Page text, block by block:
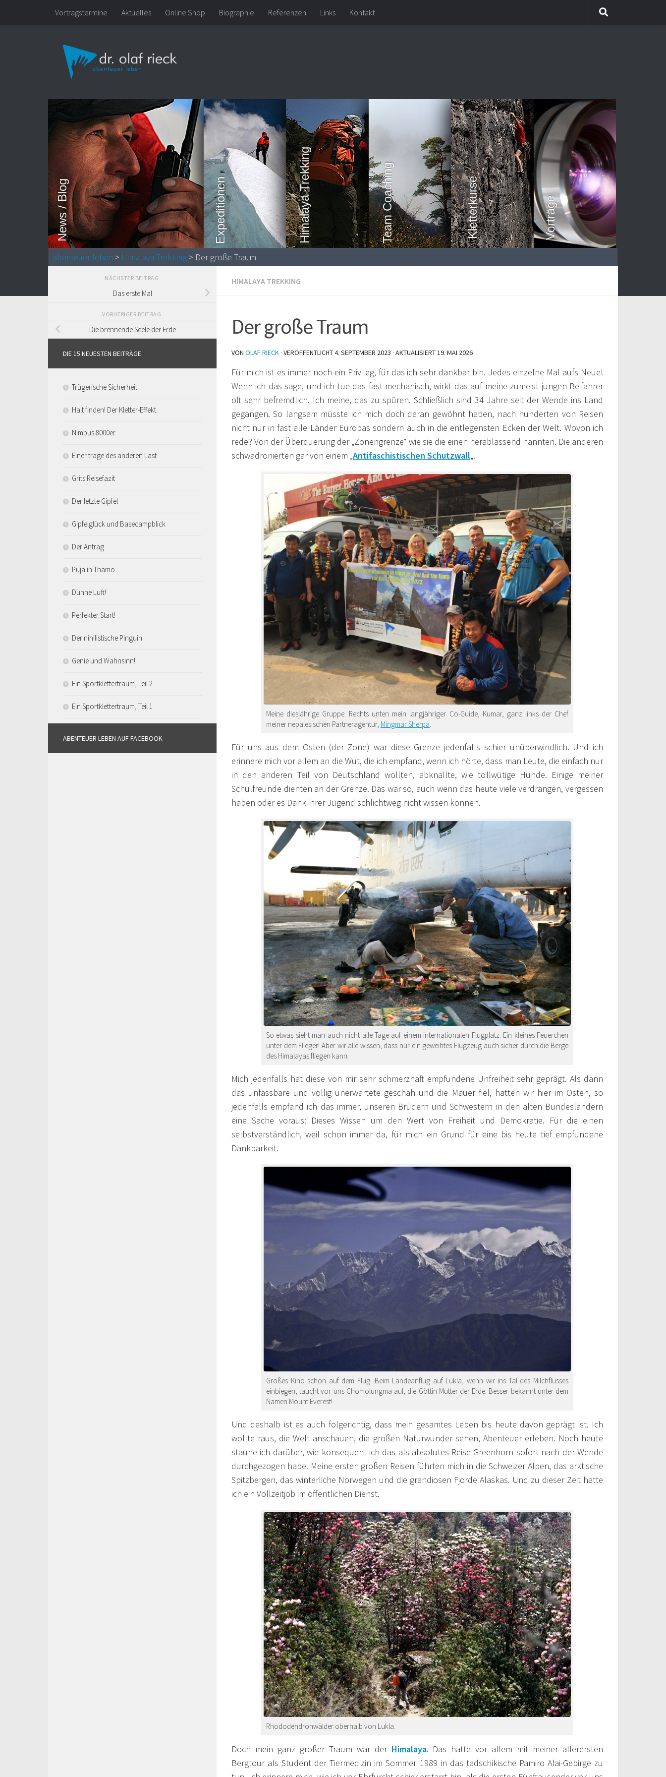
Zum Inhalt springen
Vortragstermine Aktuelles Online Shop Biographie Referenzen Links Kontakt
News / Blog Expeditionen Himalaya Trekking Team Coaching Kletterkurse Vorträge
abenteuer leben > Himalaya Trekking > Der große Traum
HIMALAYA TREKKING
Der große Traum
VON OLAF RIECK · VERÖFFENTLICHT4. SEPTEMBER 2023 · AKTUALISIERT19. MAI 2026
Für mich ist es immer noch ein Privileg, für das ich sehr dankbar bin. Jedes einzelne Mal aufs Neue!
Wenn ich das sage, und ich tue das fast mechanisch, wirkt das auf meine zumeist jungen Beifahrer
oft sehr befremdlich. Ich meine, das zu spüren. Schließlich sind 34 Jahre seit der Wende ins Land
gegangen. So langsam müsste ich mich doch daran gewöhnt haben, nach hunderten von Reisen
nicht nur in fast alle Länder Europas sondern auch in die entlegensten Ecken der Welt. Wovon ich
rede? Von der Überquerung der „Zonengrenze“ wie sie die einen herablassend nannten. Die anderen
schwadronierten gar von einem „Antifaschistischen Schutzwall„.
Meine diesjährige Gruppe. Rechts unten mein langjähriger Co-Guide, Kumar, ganz links der Chef
meiner nepalesischen Partneragentur, Mingmar Sherpa.
Für uns aus dem Osten (der Zone) war diese Grenze jedenfalls schier unüberwindlich. Und ich
erinnere mich vor allem an die Wut, die ich empfand, wenn ich hörte, dass man Leute, die einfach nur
in den anderen Teil von Deutschland wollten, abknallte, wie tollwütige Hunde. Einige meiner
Schulfreunde dienten an der Grenze. Das war so, auch wenn das heute viele verdrängen, vergessen
haben oder es Dank ihrer Jugend schlichtweg nicht wissen können.
So etwas sieht man auch nicht alle Tage auf einem internationalen Flugplatz. Ein kleines Feuerchen
unter dem Flieger! Aber wir alle wissen, dass nur ein geweihtes Flugzeug auch sicher durch die Berge
des Himalayas fliegen kann.
Mich jedenfalls hat diese von mir sehr schmerzhaft empfundene Unfreiheit sehr geprägt. Als dann
das unfassbare und völlig unerwartete geschah und die Mauer fiel, hatten wir hier im Osten, so
jedenfalls empfand ich das immer, unseren Brüdern und Schwestern in den alten Bundesländern
eine Sache voraus: Dieses Wissen um den Wert von Freiheit und Demokratie. Für die einen
selbstverständlich, weil schon immer da, für mich ein Grund für eine bis heute tief empfundene
Dankbarkeit.
Großes Kino schon auf dem Flug. Beim Landeanflug auf Lukla, wenn wir ins Tal des Milchflusses
einbiegen, taucht vor uns Chomolungma auf, die Göttin Mutter der Erde. Besser bekannt unter dem
Namen Mount Everest!
Und deshalb ist es auch folgerichtig, dass mein gesamtes Leben bis heute davon geprägt ist. Ich
wollte raus, die Welt anschauen, die großen Naturwunder sehen, Abenteuer erleben. Noch heute
staune ich darüber, wie konsequent ich das als absolutes Reise-Greenhorn sofort nach der Wende
durchgezogen habe. Meine ersten großen Reisen führten mich in die Schweizer Alpen, das arktische
Spitzbergen, das winterliche Norwegen und die grandiosen Fjorde Alaskas. Und zu dieser Zeit hatte
ich ein Vollzeitjob im öffentlichen Dienst.
Rhododendronwälder oberhalb von Lukla.
Doch mein ganz großer Traum war der Himalaya. Das hatte vor allem mit meiner allerersten
Bergtour als Student der Tiermedizin im Sommer 1989 in das tadschikische Pamiro Alai-Gebirge zu
NÄCHSTER BEITRAG
Das erste Mal
VORHERIGER BEITRAG
Die brennende Seele der Erde
DIE 15 NEUESTEN BEITRÄGE
Trügerische Sicherheit
Halt finden! Der Kletter-Effekt.
Nimbus 8000er
Einer trage des anderen Last
Grits Reisefazit
Der letzte Gipfel
Gipfelglück und Basecampblick
Der Antrag
Puja in Thamo
Dünne Luft!
Perfekter Start!
Der nihilistische Pinguin
Genie und Wahnsinn!
Ein Sportklettertraum, Teil 2
Ein Sportklettertraum, Teil 1
ABENTEUER LEBEN AUF FACEBOOK